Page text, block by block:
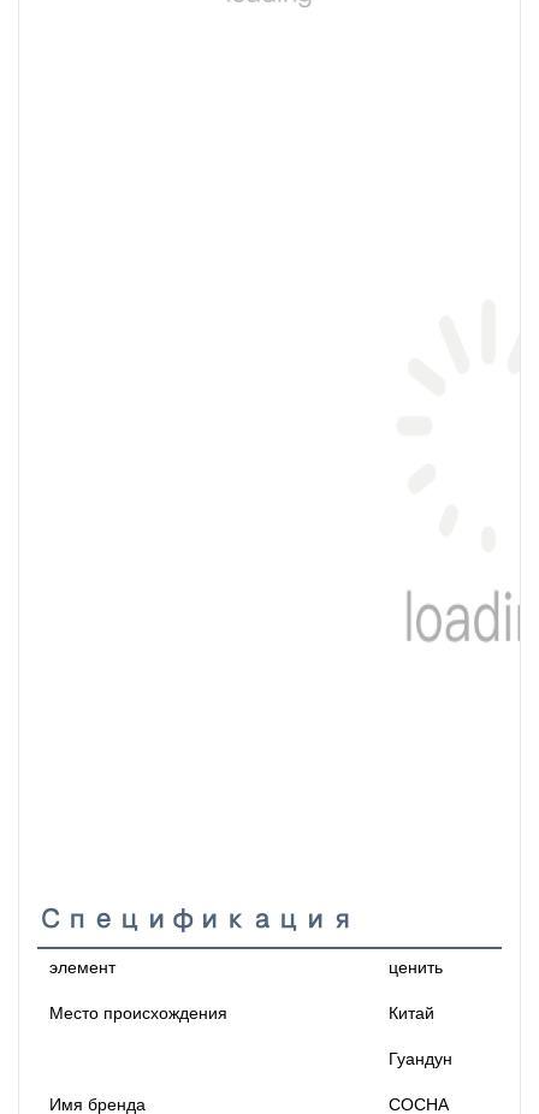
Спецификация
элемент ценить
Место происхождения Китай
Гуандун
Имя бренда СОСНА